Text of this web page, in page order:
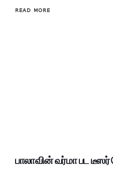
READ MORE
பாலாவின் வர்மா பட டீஸர்